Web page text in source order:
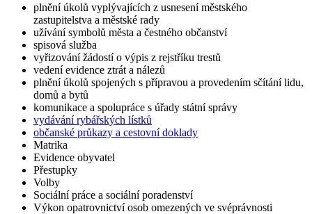
plnění úkolů vyplývajících z usnesení městského
zastupitelstva a městské rady
užívání symbolů města a čestného občanství
spisová služba
vyřizování žádostí o výpis z rejstříku trestů
vedení evidence ztrát a nálezů
plnění úkolů spojených s přípravou a provedením sčítání lidu,
domů a bytů
komunikace a spolupráce s úřady státní správy
vydávání rybářských lístků
občanské průkazy a cestovní doklady
Matrika
Evidence obyvatel
Přestupky
Volby
Sociální práce a sociální poradenství
Výkon opatrovnictví osob omezených ve svéprávnosti